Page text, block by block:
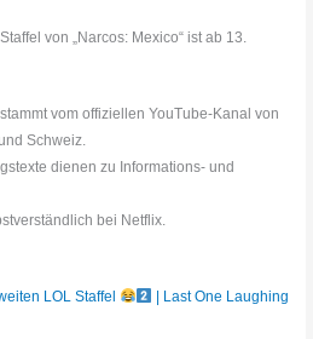
von „Narcos: Mexico“ ist ab 13.
vom offiziellen YouTube-Kanal von
Schweiz.
dienen zu Informations- und
bei Netflix.
LOL Staffel
| Last One Laughing